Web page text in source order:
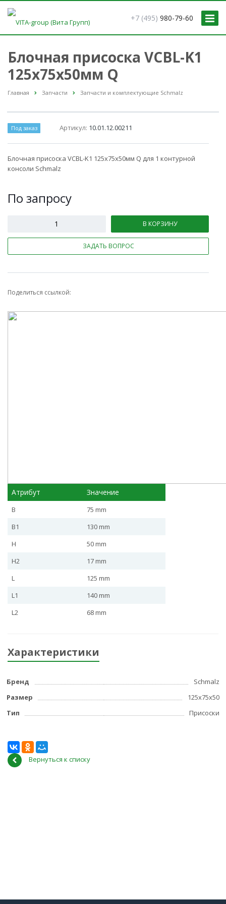
+7 (495) 980-79-60
Блочная присоска VCBL-K1
125x75x50мм Q
Главная Запчасти Запчасти и комплектующие Schmalz
Под заказ Артикул: 10.01.12.00211
Блочная присоска VCBL-K1 125x75x50мм Q для 1 контурной
консоли Schmalz
По запросу
В КОРЗИНУ
ЗАДАТЬ ВОПРОС
Поделиться ссылкой:
Атрибут Значение
B
75 mm
B1
130 mm
H
50 mm
H2
17 mm
L
125 mm
L1
140 mm
L2
68 mm
Характеристики
Бренд
Schmalz
Размер
125x75x50
Тип
Присоски
Вернуться к списку